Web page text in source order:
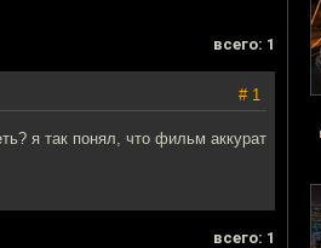
всего: 1
# 1
я так понял, что фильм аккурат
всего: 1